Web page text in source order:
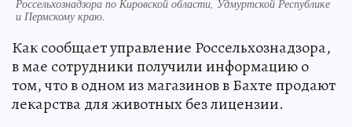
Россельхознадзора по Кировской области, Удмуртской Республике
и Пермскому краю.
Как сообщает управление Россельхознадзора,
в мае сотрудники получили информацию о
том, что в одном из магазинов в Бахте продают
лекарства для животных без лицензии.